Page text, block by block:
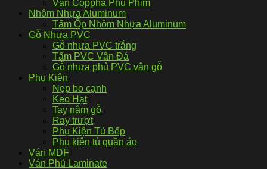
Ván Coppha Phủ Phim
Nhôm Nhựa Aluminum
Tấm Ốp Nhôm Nhựa Aluminum
Gỗ Nhựa PVC
Gỗ nhựa PVC trắng
Tấm PVC Vân Đá
Gỗ nhựa phủ PVC vân gỗ
Phụ Kiện
Nẹp bo cạnh
Keo Hạt
Tay nắm gỗ
Ray trượt
Phụ Kiện Tủ Bếp
Phụ kiện tủ quần áo
Ván MDF
Ván Phủ Laminate